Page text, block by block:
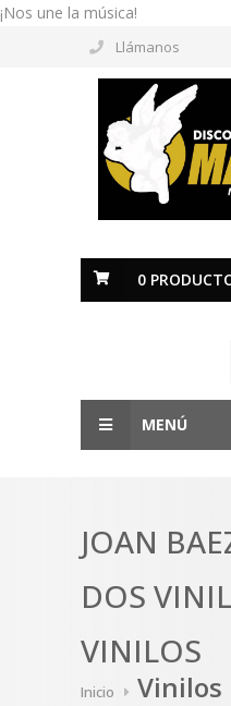
¡Nos une la música!
Llámanos
0
MENÚ
JOAN
DOS
VINILOS
Inicio Vinilos